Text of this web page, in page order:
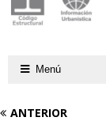
Menú
ANTERIOR